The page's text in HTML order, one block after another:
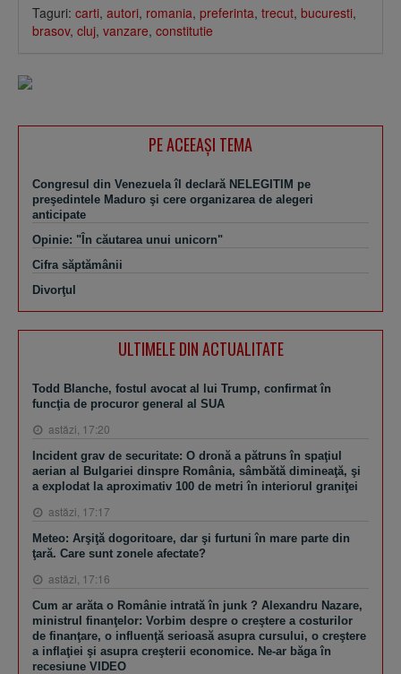
Taguri: carti, autori, romania, preferinta, trecut, bucuresti,
brasov, cluj, vanzare, constitutie
PE ACEEAŞI TEMA
Congresul din Venezuela îl declară NELEGITIM pe
preşedintele Maduro şi cere organizarea de alegeri
anticipate
Opinie: "În căutarea unui unicorn"
Cifra săptămânii
Divorţul
ULTIMELE DIN ACTUALITATE
Todd Blanche, fostul avocat al lui Trump, confirmat în
funcţia de procuror general al SUA
astăzi, 17:20
Incident grav de securitate: O dronă a pătruns în spaţiul
aerian al Bulgariei dinspre România, sâmbătă dimineaţă, şi
a explodat la aproximativ 100 de metri în interiorul graniţei
astăzi, 17:17
Meteo: Arşiţă dogoritoare, dar şi furtuni în mare parte din
ţară. Care sunt zonele afectate?
astăzi, 17:16
Cum ar arăta o Românie intrată în junk ? Alexandru Nazare,
ministrul finanţelor: Vorbim despre o creştere a costurilor
de finanţare, o influenţă serioasă asupra cursului, o creştere
a inflaţiei şi asupra creşterii economice. Ne-ar băga în
recesiune VIDEO